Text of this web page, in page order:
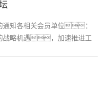
通知各相关会员单位：
战略机遇，加速推进工